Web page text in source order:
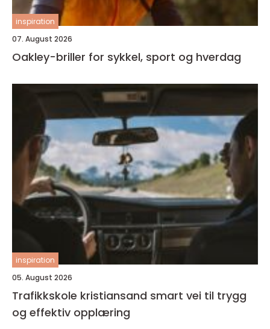
inspiration
07. August 2026
Oakley-briller for sykkel, sport og hverdag
inspiration
05. August 2026
Trafikkskole kristiansand smart vei til trygg
og effektiv opplæring